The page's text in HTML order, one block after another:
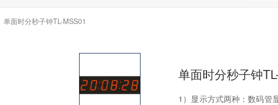
单面时分秒子钟TL-MSS01
单面时分秒子钟
1）显示方式两种：数码管